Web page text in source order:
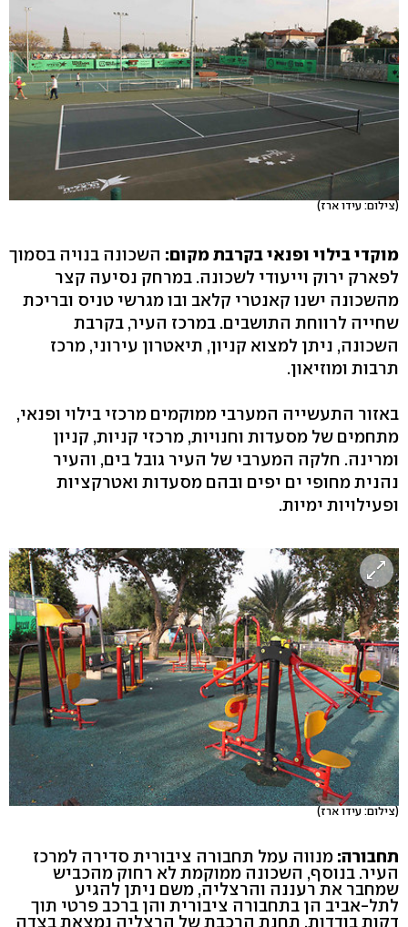
(צילום: עידו ארז)
מוקדי בילוי ופנאי בקרבת מקום: השכונה בנויה בסמוך
לפארק ירוק וייעודי לשכונה. במרחק נסיעה קצר
מהשכונה ישנו קאנטרי קלאב ובו מגרשי טניס ובריכת
שחייה לרווחת התושבים. במרכז העיר, בקרבת
השכונה, ניתן למצוא קניון, תיאטרון עירוני, מרכז
תרבות ומוזיאון.
באזור התעשייה המערבי ממוקמים מרכזי בילוי ופנאי,
מתחמים של מסעדות וחנויות, מרכזי קניות, קניון
ומרינה. חלקה המערבי של העיר גובל בים, והעיר
נהנית מחופי ים יפים ובהם מסעדות ואטרקציות
ופעילויות ימיות.
(צילום: עידו ארז)
תחבורה: מנווה עמל תחבורה ציבורית סדירה למרכז
העיר. בנוסף, השכונה ממוקמת לא רחוק מהכביש
שמחבר את רעננה והרצליה, משם ניתן להגיע
לתל-אביב הן בתחבורה ציבורית והן ברכב פרטי תוך
דקות בודדות. תחנת הרכבת של הרצליה נמצאת בצדה